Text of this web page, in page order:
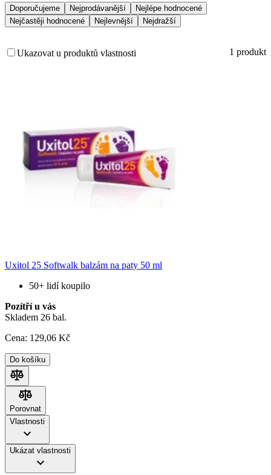
Doporučujeme Nejprodávanější
Nejlépe hodnocené
Nejčastěji hodnocené
Nejlevnější Nejdražší
Ukazovat u produktů vlastnosti 1 produkt
Uxitol 25 Softwalk balzám na paty 50 ml
50+ lidí koupilo
Pozítří u vás
Skladem 26 bal.
Cena: 129,06 Kč
Do košíku
Porovnat
Porovnat
Vlastnosti
Ukázat vlastnosti